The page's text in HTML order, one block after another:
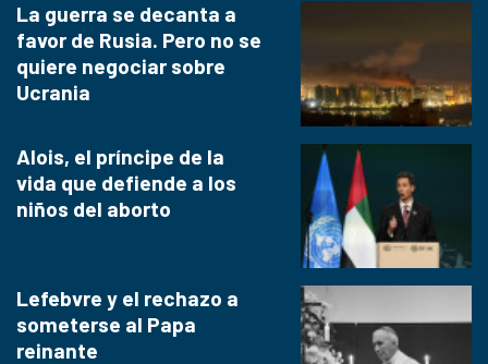
La guerra se decanta a
favor de Rusia. Pero no se
quiere negociar sobre
Ucrania
Alois, el príncipe de la
vida que defiende a los
niños del aborto
Lefebvre y el rechazo a
someterse al Papa
reinante